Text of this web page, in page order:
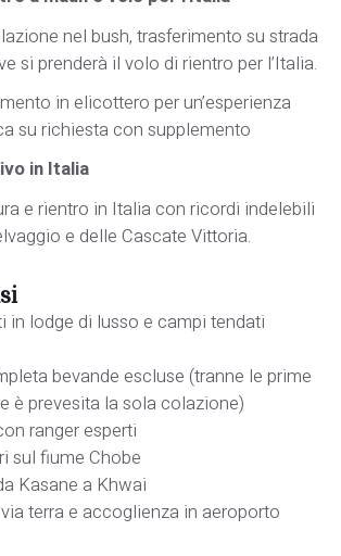
nel bush, trasferimento su strada
si prenderà il volo di rientro per l’Italia.
in elicottero per un’esperienza
su richiesta con supplemento
in Italia
e rientro in Italia con ricordi indelebili
e delle Cascate Vittoria.
in lodge di lusso e campi tendati
bevande escluse (tranne le prime
è prevesita la sola colazione)
ranger esperti
sul fiume Chobe
Kasane a Khwai
terra e accoglienza in aeroporto